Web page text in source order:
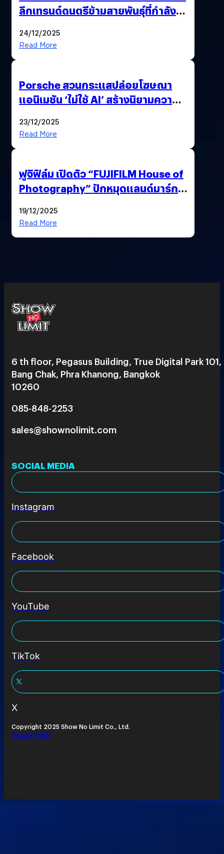
ลึกเทรนด์ดนตรีข้ามสายพันธุ์ที่กำลัง
24/12/2025
Read More
Porsche สวนกระแสปล่อยโฆษณา
แอนิเมชัน ‘ไม่ใช้ AI’ สร้างนิยามความ
23/12/2025
Read More
ฟูจิฟิล์ม เปิดตัว “FUJIFILM House of
Photography” ปักหมุดแลนด์มาร์ก
19/12/2025
Read More
6 th floor, Pegasus Building, True Digital Park 101,
Bang Chak, Phra Khanong, Bangkok
10260
085-848-2253
sales@shownolimit.com
SOCIAL MEDIA
Instagram
Facebook
YouTube
TikTok
X
Copyright 2025 Show No Limit Co., Ltd.
Privacy Policy